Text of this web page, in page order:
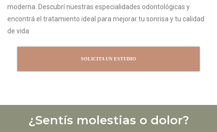
moderna. Descubrí nuestras especialidades odontológicas y
encontrá el tratamiento ideal para mejorar tu sonrisa y tu calidad
de vida.
SOLICITA UN ESTUDIO
¿Sentís molestias o dolor?